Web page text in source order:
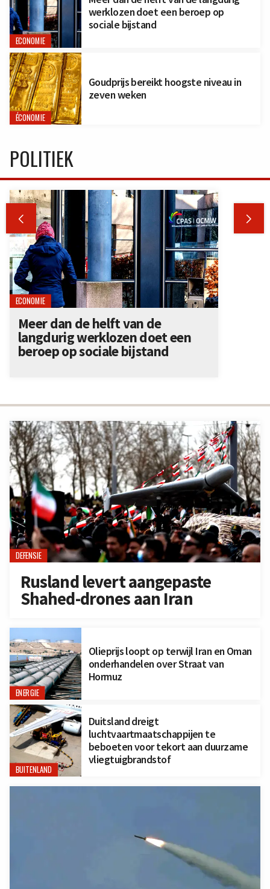
ECONOMIE
werklozen doet een beroep op
sociale bijstand
ÉCONOMIE
Goudprijs bereikt hoogste niveau in
zeven weken
DEFENSIE
Rusland levert aangepaste
Shahed-drones aan Iran
ENERGIE
Olieprijs loopt op terwijl Iran en Oman
onderhandelen over Straat van
Hormuz
BUITENLAND
Duitsland dreigt
luchtvaartmaatschappijen te
beboeten voor tekort aan duurzame
vliegtuigbrandstof
POLITIEK
 
ECONOMIE
Meer dan de helft van de
langdurig werklozen doet een
beroep op sociale bijstand